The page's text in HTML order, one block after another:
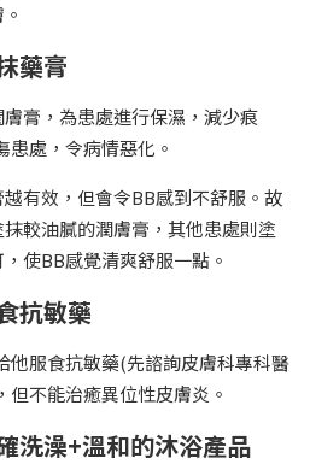
藥膏
膏，為患處進行保濕，減少痕
處，令病情惡化。
有效，但會令BB感到不舒服。故
較油膩的潤膚膏，其他患處則塗
使BB感覺清爽舒服一點。
抗敏藥
他服食抗敏藥(先諮詢皮膚科專科醫
不能治癒異位性皮膚炎。
洗澡+溫和的沐浴產品